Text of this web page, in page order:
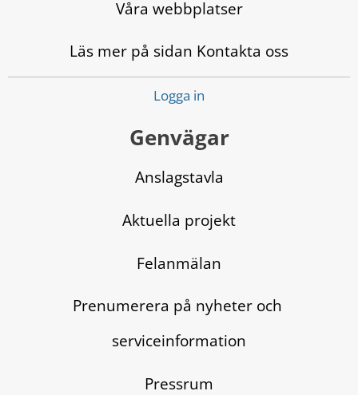
Våra webbplatser
Läs mer på sidan Kontakta oss
Logga in
Genvägar
Anslagstavla
Aktuella projekt
Felanmälan
Prenumerera på nyheter och
serviceinformation
Pressrum